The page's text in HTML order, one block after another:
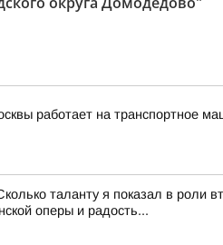
работает на транспортное
таланту я показал в роли
оперы и радость...